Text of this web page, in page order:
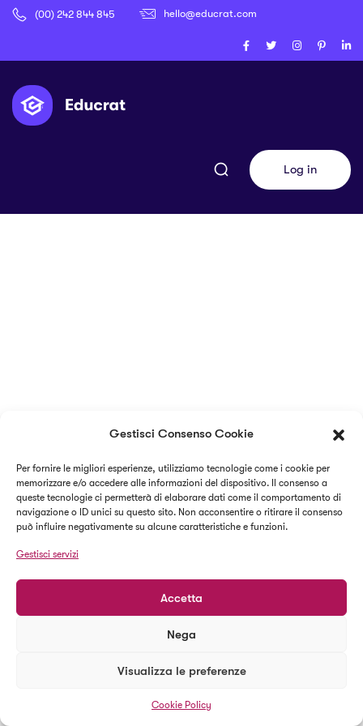
Gestisci Consenso Cookie
Per fornire le migliori esperienze, utilizziamo tecnologie come i cookie per
memorizzare e/o accedere alle informazioni del dispositivo. Il consenso a
queste tecnologie ci permetterà di elaborare dati come il comportamento di
navigazione o ID unici su questo sito. Non acconsentire o ritirare il consenso
può influire negativamente su alcune caratteristiche e funzioni.
Gestisci servizi
Accetta
Nega
Visualizza le preferenze
Cookie Policy
(00) 242 844 845 hello@educrat.com
Log in